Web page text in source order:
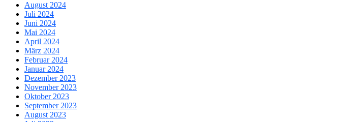
August 2024
Juli 2024
Juni 2024
Mai 2024
April 2024
März 2024
Februar 2024
Januar 2024
Dezember 2023
November 2023
Oktober 2023
September 2023
August 2023